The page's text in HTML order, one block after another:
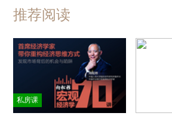
推荐阅读
私房课